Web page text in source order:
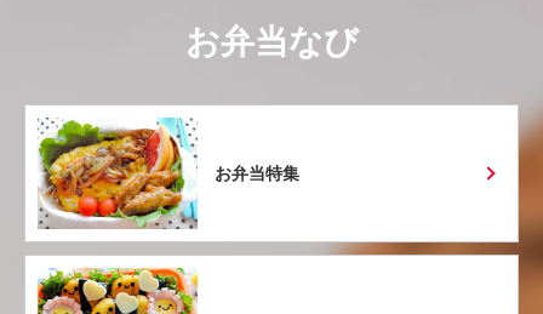
お弁当なび
お弁当特集